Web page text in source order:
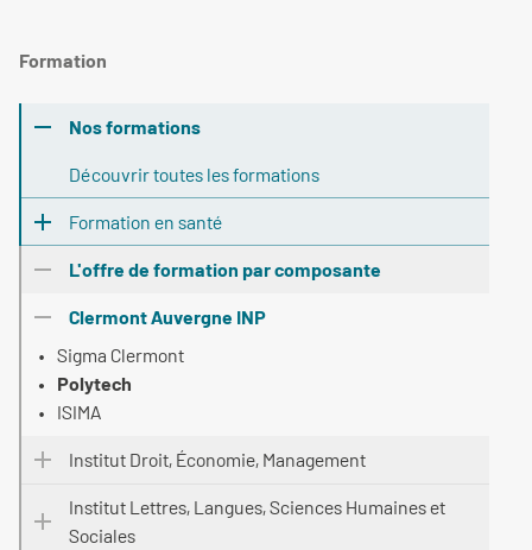
Formation
Nos formations
Découvrir toutes les formations
Formation en santé
L'offre de formation par composante
Clermont Auvergne INP
Sigma Clermont
Polytech
ISIMA
Institut Droit, Économie, Management
Institut Lettres, Langues, Sciences Humaines et
Sociales